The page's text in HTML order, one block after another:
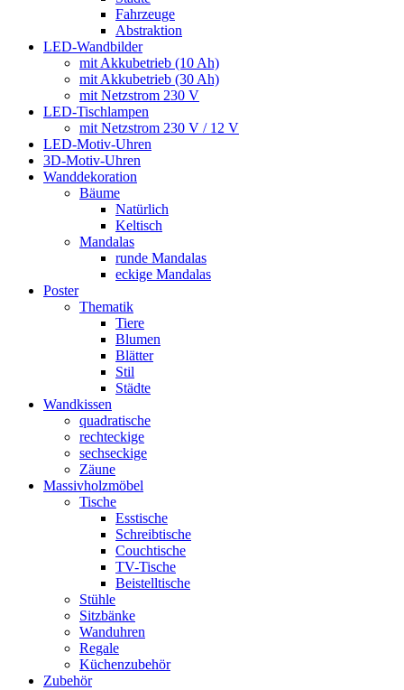
Fahrzeuge
Abstraktion
LED-Wandbilder
mit Akkubetrieb (10 Ah)
mit Akkubetrieb (30 Ah)
mit Netzstrom 230 V
LED-Tischlampen
mit Netzstrom 230 V / 12 V
LED-Motiv-Uhren
3D-Motiv-Uhren
Wanddekoration
Bäume
Natürlich
Keltisch
Mandalas
runde Mandalas
eckige Mandalas
Poster
Thematik
Tiere
Blumen
Blätter
Stil
Städte
Wandkissen
quadratische
rechteckige
sechseckige
Zäune
Massivholzmöbel
Tische
Esstische
Schreibtische
Couchtische
TV-Tische
Beistelltische
Stühle
Sitzbänke
Wanduhren
Regale
Küchenzubehör
Zubehör